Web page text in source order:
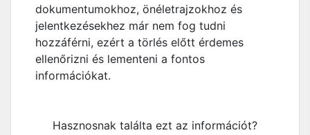
dokumentumokhoz, önéletrajzokhoz és
jelentkezésekhez már nem fog tudni
hozzáférni, ezért a törlés előtt érdemes
ellenőrizni és lementeni a fontos
információkat.
Hasznosnak találta ezt az információt?